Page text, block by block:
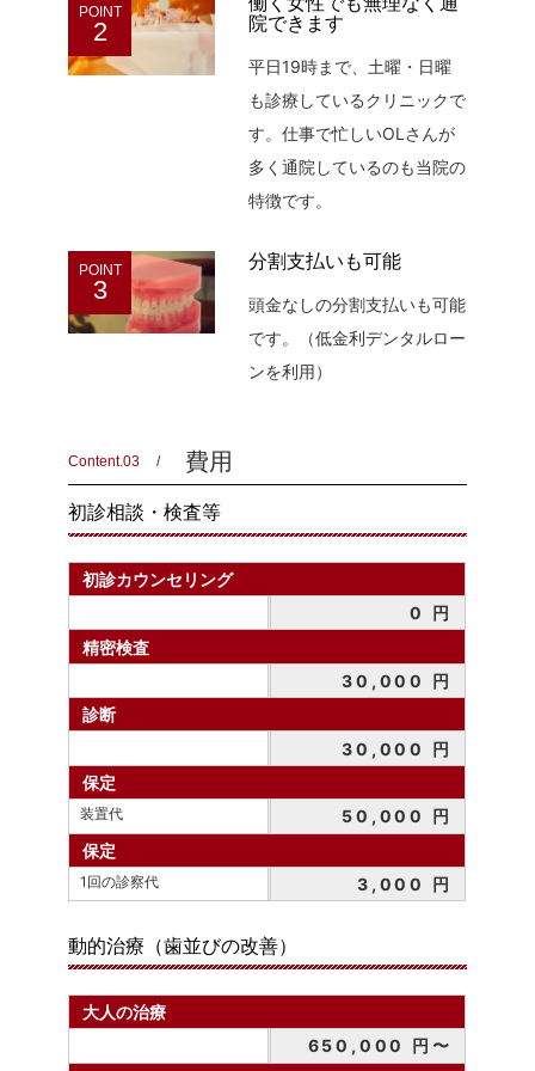
POINT
2
院できます
平日19時まで、土曜・日曜
も診療しているクリニックで
す。仕事で忙しいOLさんが
多く通院しているのも当院の
特徴です。
POINT
3
分割支払いも可能
頭金なしの分割支払いも可能
です。（低金利デンタルロー
ンを利用）
Content.03 費用
初診相談・検査等
初診カウンセリング
0 円
精密検査
30,000 円
診断
30,000 円
保定
装置代
50,000 円
保定
1回の診察代 3,000 円
動的治療（歯並びの改善）
大人の治療
650,000 円〜